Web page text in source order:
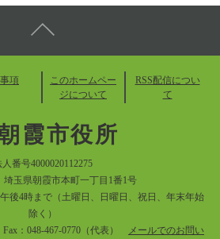
項
このホームペー
ジについて
RSS配信につい
て
霞市役所
人番号4000020112275
玉県朝霞市本町一丁目1番1号
後4時まで（土曜日、日曜日、祝日、年末年始
除く）
：048-467-0770（代表）
メールでのお問い